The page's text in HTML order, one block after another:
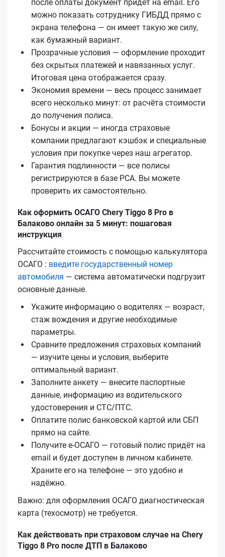
после оплаты документ придёт на email. Его
можно показать сотруднику ГИБДД прямо с
экрана телефона — он имеет такую же силу,
как бумажный вариант.
Прозрачные условия — оформление проходит
без скрытых платежей и навязанных услуг.
Итоговая цена отображается сразу.
Экономия времени — весь процесс занимает
всего несколько минут: от расчёта стоимости
до получения полиса.
Бонусы и акции — иногда страховые
компании предлагают кэшбэк и специальные
условия при покупке через наш агрегатор.
Гарантия подлинности — все полисы
регистрируются в базе РСА. Вы можете
проверить их самостоятельно.
Как оформить ОСАГО Chery Tiggo 8 Pro в
Балаково онлайн за 5 минут: пошаговая
инструкция
Рассчитайте стоимость с помощью калькулятора
ОСАГО : введите государственный номер
автомобиля — система автоматически подгрузит
основные данные.
Укажите информацию о водителях — возраст,
стаж вождения и другие необходимые
параметры.
Сравните предложения страховых компаний
— изучите цены и условия, выберите
оптимальный вариант.
Заполните анкету — внесите паспортные
данные, информацию из водительского
удостоверения и СТС/ПТС.
Оплатите полис банковской картой или СБП
прямо на сайте.
Получите е‑ОСАГО — готовый полис придёт на
email и будет доступен в личном кабинете.
Храните его на телефоне — это удобно и
надёжно.
Важно: для оформления ОСАГО диагностическая
карта (техосмотр) не требуется.
Как действовать при страховом случае на Chery
Tiggo 8 Pro после ДТП в Балаково